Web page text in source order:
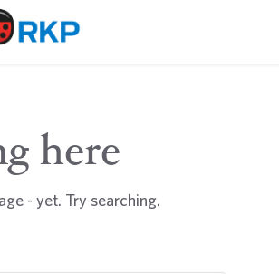
here
- yet. Try searching.